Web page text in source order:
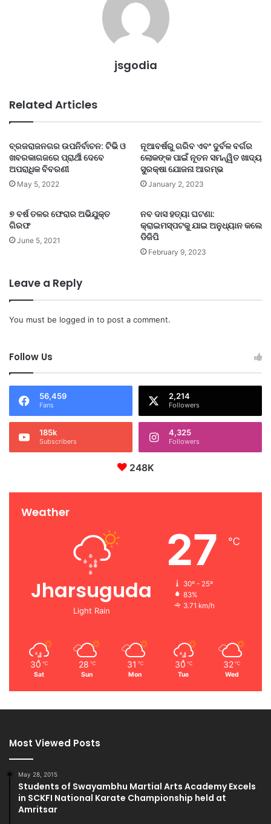
jsgodia
Related Articles
ବ୍ରଜରାଜନଗର ଉପନିର୍ବାଚନ: ଟିଭି ଓ
ଖବରକାଗଜରେ ପ୍ରାର୍ଥୀ ଦେବେ
ଅପରାଧିକ ବିବରଣୀ
May 5, 2022
ନୂଆବର୍ଷରୁ ଗରିବ ଏବଂ ଦୁର୍ବଳ ବର୍ଗର
ଲୋକଙ୍କ ପାଇଁ ନୂତନ ସମନ୍ୱିତ ଖାଦ୍ୟ
ସୁରକ୍ଷା ଯୋଜନା ଆରମ୍ଭ
January 2, 2023
୭ ବର୍ଷ ତଳର ଫେରାର ଅଭିଯୁକ୍ତ
ଗିରଫ
June 5, 2021
ନବ ଦାସ ହତ୍ୟା ଘଟଣା:
କ୍ରାଇମସ୍ପଟକୁ ଯାଇ ଅନୁଧ୍ୟାନ କଲେ
ଡିଜିପି
February 9, 2023
Leave a Reply
You must be logged in to post a comment.
Follow Us
56,459
Fans
2,214
Followers
185k
Subscribers
4,325
Followers
248K
Weather
Jharsuguda
Light Rain
27 ℃
30º - 25º
83%
3.71 km/h
30 ℃
Sat
28 ℃
Sun
31 ℃
Mon
30 ℃
Tue
32 ℃
Wed
Most Viewed Posts
May 28, 2015
Students of Swayambhu Martial Arts Academy Excels
in SCKFI National Karate Championship held at
Amritsar